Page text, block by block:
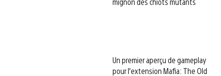
Un premier aperçu de gameplay
pour l’extension Mafia: The Old